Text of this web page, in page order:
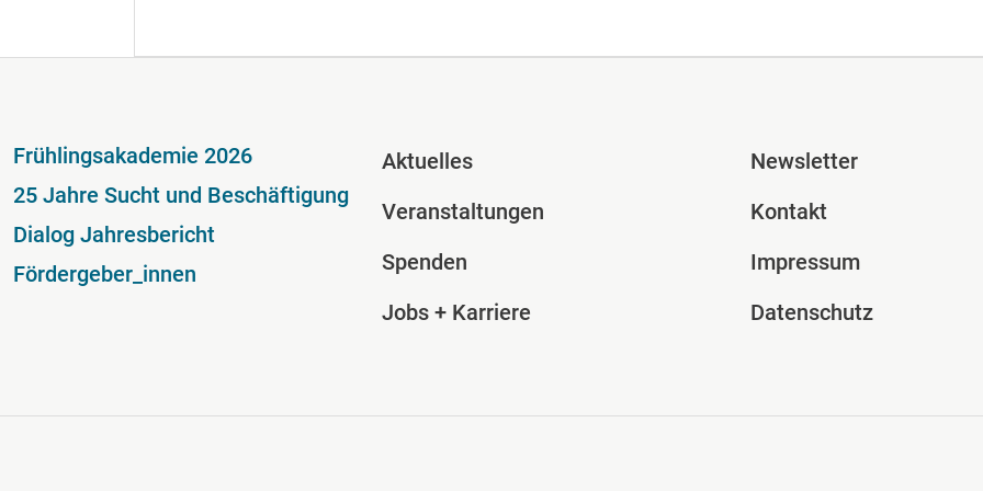
Fußzeile
Frühlingsakademie 2026
25 Jahre Sucht und Beschäftigung
Dialog Jahresbericht
Fördergeber_innen
Fusszeile Spalte 2
Aktuelles
Veranstaltungen
Spenden
Jobs + Karriere
Fusszeile
Newsletter
Kontakt
Impressum
Datenschutz